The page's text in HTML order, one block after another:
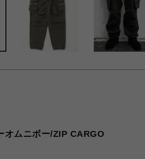
ムニボー/ZIP CARGO